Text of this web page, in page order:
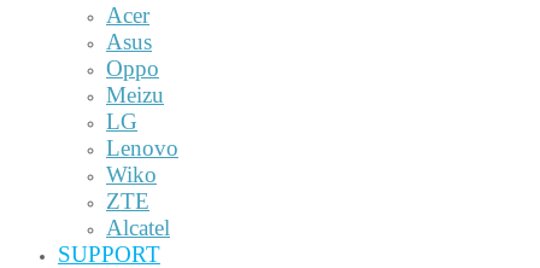
Acer
Asus
Oppo
Meizu
LG
Lenovo
Wiko
ZTE
Alcatel
SUPPORT